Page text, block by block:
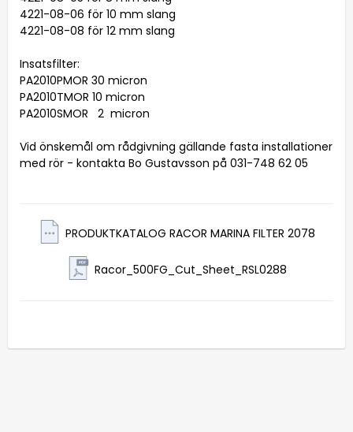
4221-08-06 för 10 mm slang
4221-08-08 för 12 mm slang
Insatsfilter:
PA2010PMOR 30 micron
PA2010TMOR 10 micron
PA2010SMOR   2  micron
Vid önskemål om rådgivning gällande fasta installationer
med rör - kontakta Bo Gustavsson på 031-748 62 05
PRODUKTKATALOG RACOR MARINA FILTER 2078
Racor_500FG_Cut_Sheet_RSL0288